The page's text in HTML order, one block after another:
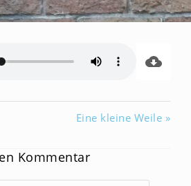
Eine kleine Weile »
Kommentar